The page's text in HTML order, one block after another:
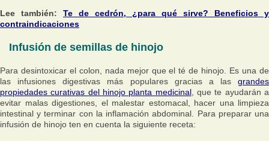
Lee también: Te de cedrón, ¿para qué sirve? Beneficios y
contraindicaciones
Infusión de semillas de hinojo
Para desintoxicar el colon, nada mejor que el té de hinojo. Es una de
las infusiones digestivas más populares gracias a las grandes
propiedades curativas del hinojo planta medicinal, que te ayudarán a
evitar malas digestiones, el malestar estomacal, hacer una limpieza
intestinal y terminar con la inflamación abdominal. Para preparar una
infusión de hinojo ten en cuenta la siguiente receta: